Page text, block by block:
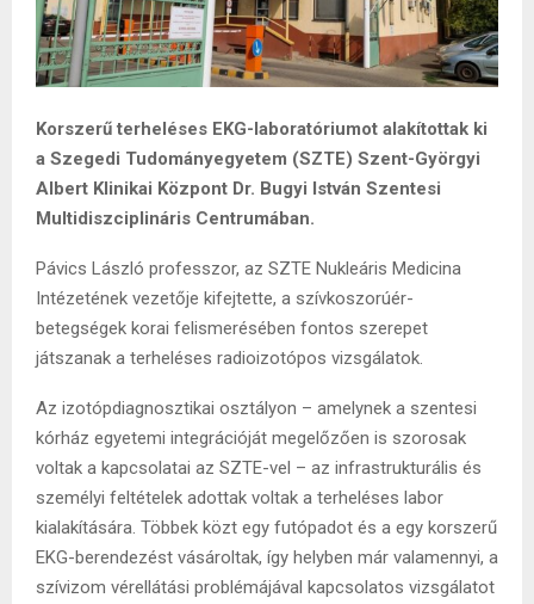
Korszerű terheléses EKG-laboratóriumot alakítottak ki
a Szegedi Tudományegyetem (SZTE) Szent-Györgyi
Albert Klinikai Központ Dr. Bugyi István Szentesi
Multidiszciplináris Centrumában.
Pávics László professzor, az SZTE Nukleáris Medicina
Intézetének vezetője kifejtette, a szívkoszorúér-
betegségek korai felismerésében fontos szerepet
játszanak a terheléses radioizotópos vizsgálatok.
Az izotópdiagnosztikai osztályon – amelynek a szentesi
kórház egyetemi integrációját megelőzően is szorosak
voltak a kapcsolatai az SZTE-vel – az infrastrukturális és
személyi feltételek adottak voltak a terheléses labor
kialakítására. Többek közt egy futópadot és a egy korszerű
EKG-berendezést vásároltak, így helyben már valamennyi, a
szívizom vérellátási problémájával kapcsolatos vizsgálatot